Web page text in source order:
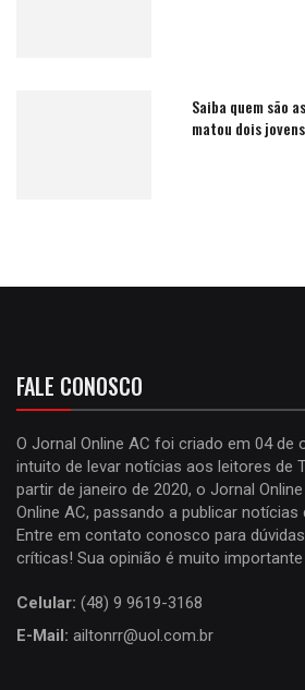
Saiba quem são
matou dois
FALE CONOSCO
O Jornal Online AC foi criado em 04 de
intuito de levar notícias aos leitores de
partir de janeiro de 2020, o Jornal
Online AC, passando a publicar
Entre em contato conosco para
críticas! Sua opinião é muito
Celular: (48) 9 9619-3168
E-Mail: ailtonrr@uol.com.br